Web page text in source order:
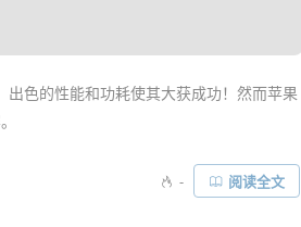
出色的性能和功耗使其大获成功！然而苹果
外，还必须下载
正式版的 ISO 镜像了。我们终于能在一些
- 阅读全文